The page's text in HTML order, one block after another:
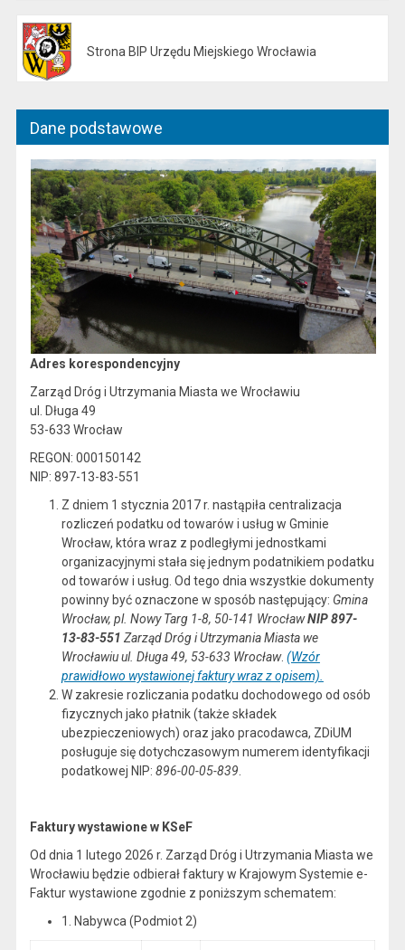
Strona BIP Urzędu Miejskiego Wrocławia
Dane podstawowe
Adres korespondencyjny
Zarząd Dróg i Utrzymania Miasta we Wrocławiu
ul. Długa 49
53-633 Wrocław
REGON: 000150142
NIP: 897-13-83-551
Z dniem 1 stycznia 2017 r. nastąpiła centralizacja
rozliczeń podatku od towarów i usług w Gminie
Wrocław, która wraz z podległymi jednostkami
organizacyjnymi stała się jednym podatnikiem podatku
od towarów i usług. Od tego dnia wszystkie dokumenty
powinny być oznaczone w sposób następujący: Gmina
Wrocław, pl. Nowy Targ 1-8, 50-141 WrocławNIP 897-
13-83-551 Zarząd Dróg i Utrzymania Miasta we
Wrocławiu ul. Długa 49, 53-633 Wrocław. (Wzór
prawidłowo wystawionej faktury wraz z opisem).
W zakresie rozliczania podatku dochodowego od osób
fizycznych jako płatnik (także składek
ubezpieczeniowych) oraz jako pracodawca, ZDiUM
posługuje się dotychczasowym numerem identyfikacji
podatkowej NIP: 896-00-05-839
Faktury wystawione w KSeF
Od dnia 1 lutego 2026 r. Zarząd Dróg i Utrzymania Miasta we
Wrocławiu będzie odbierał faktury w Krajowym Systemie e-
Faktur wystawione zgodnie z poniższym schematem:
1. Nabywca (Podmiot 2)